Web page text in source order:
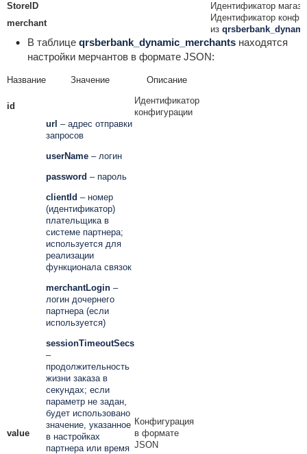
StoreID
Идентификатор
merchant
Идентификатор
из
В таблице qrsberbank_dynamic_merchants находятся
настройки мерчантов в формате JSON:
Название Значение Описание
id
Идентификатор
конфигурации
value
url – адрес отправки
запросов
userName – логин
password – пароль
clientId – номер
(идентификатор)
плательщика в
системе партнера;
используется для
реализации
функционала связок
merchantLogin–
логин дочернего
партнера (если
используется)
sessionTimeoutSecs
–
продолжительность
жизни заказа в
секундах; если
параметр не задан,
будет использовано
значение, указанное
в настройках
партнера или время
Конфигурация
в формате
JSON